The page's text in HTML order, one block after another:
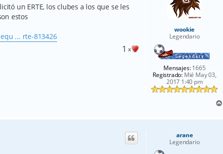
wookie
Legendario
Mensajes:1665
Registrado:Mié May 03,
2017 1:40 pm
un ERTE, los clubes a los que se les
estos
... rte-813426
1 x
arane
Legendario